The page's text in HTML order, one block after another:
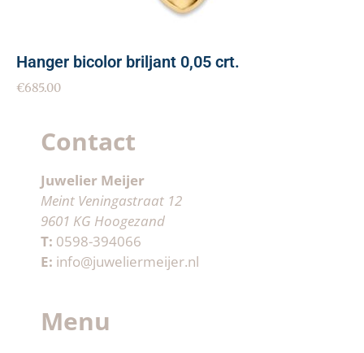
Hanger bicolor briljant 0,05 crt.
€685.00
Contact
Juwelier Meijer
Meint Veningastraat 12
9601 KG Hoogezand
T: 0598-394066
E: info@juweliermeijer.nl
Menu